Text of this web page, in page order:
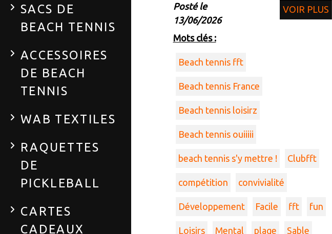
SACS DE
BEACH TENNIS
ACCESSOIRES
DE BEACH
TENNIS
WAB TEXTILES
RAQUETTES
DE
PICKLEBALL
CARTES
CADEAUX
sensations, partager des émotions et
prendre du plaisir dans chaque
mouvement.”
Posté le
13/06/2026
VOIR PLUS
Mots clés :
Beach tennis fft
Beach tennis France
Beach tennis loisirz
Beach tennis ouiiiii
beach tennis s'y mettre ! Clubfft
compétition convivialité
Développement Facile fft fun
Loisirs Mental plage Sable